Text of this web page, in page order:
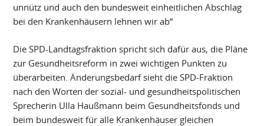
unnütz und auch den bundesweit einheitlichen Abschlag
bei den Krankenhäusern lehnen wir ab“
Die SPD-Landtagsfraktion spricht sich dafür aus, die Pläne
zur Gesundheitsreform in zwei wichtigen Punkten zu
überarbeiten. Änderungsbedarf sieht die SPD-Fraktion
nach den Worten der sozial- und gesundheitspolitischen
Sprecherin Ulla Haußmann beim Gesundheitsfonds und
beim bundesweit für alle Krankenhäuser gleichen